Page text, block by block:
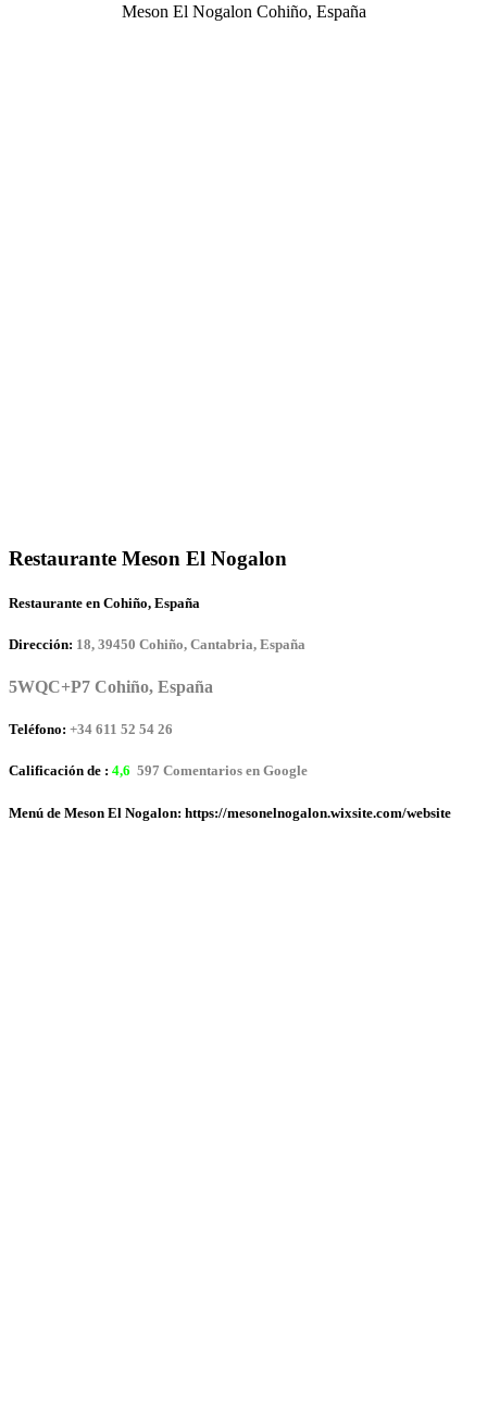
Meson El Nogalon Cohiño, España
Restaurante Meson El Nogalon
Restaurante en Cohiño, España
Dirección: 18, 39450 Cohiño, Cantabria, España
5WQC+P7 Cohiño, España
Teléfono: +34 611 52 54 26
Calificación de : 4,6 597 Comentarios en Google
Menú de Meson El Nogalon: https://mesonelnogalon.wixsite.com/website